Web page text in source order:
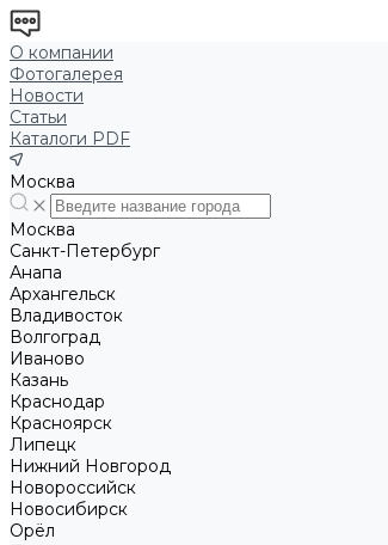
О компании
Фотогалерея
Новости
Статьи
Каталоги PDF
Москва
Москва
Санкт-Петербург
Анапа
Архангельск
Владивосток
Волгоград
Иваново
Казань
Краснодар
Красноярск
Липецк
Нижний Новгород
Новороссийск
Новосибирск
Орёл